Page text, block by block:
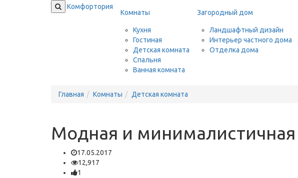
Комфортория
Комнаты
Кухня
Гостиная
Детская комната
Спальня
Ванная комната
Загородный дом
Ландшафтный дизайн
Интерьер частного дома
Отделка дома
Главная Комнаты Детская комната
Модная и
17.05.2017
12,917
1